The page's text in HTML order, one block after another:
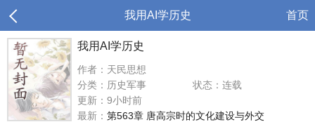
我用AI学历史 首页
我用AI学历史
作者：天民思想
分类：历史军事
状态：连载
更新：9小时前
最新： 第563章 唐高宗时的文化建设与外交